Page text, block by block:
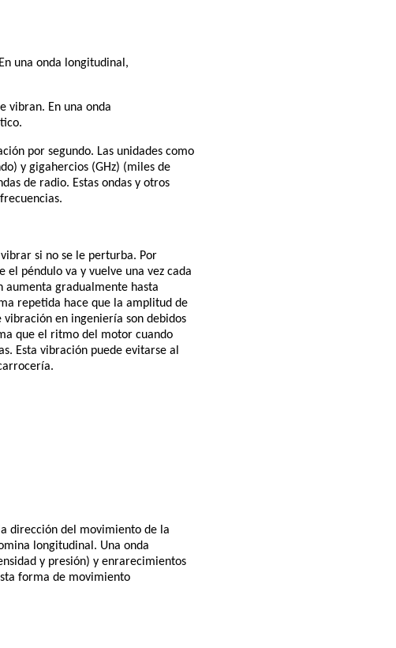
una onda longitudinal,
vibran. En una onda
por segundo. Las unidades como
y gigahercios (GHz) (miles de
de radio. Estas ondas y otros
si no se le perturba. Por
péndulo va y vuelve una vez cada
aumenta gradualmente hasta
repetida hace que la amplitud de
vibración en ingeniería son debidos
que el ritmo del motor cuando
Esta vibración puede evitarse al
dirección del movimiento de la
longitudinal. Una onda
y presión) y enrarecimientos
forma de movimiento